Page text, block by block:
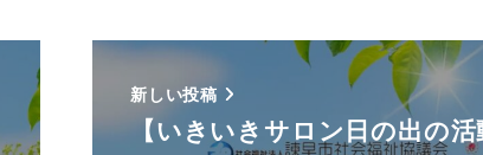
新しい投稿
【いきいきサロン日の出の